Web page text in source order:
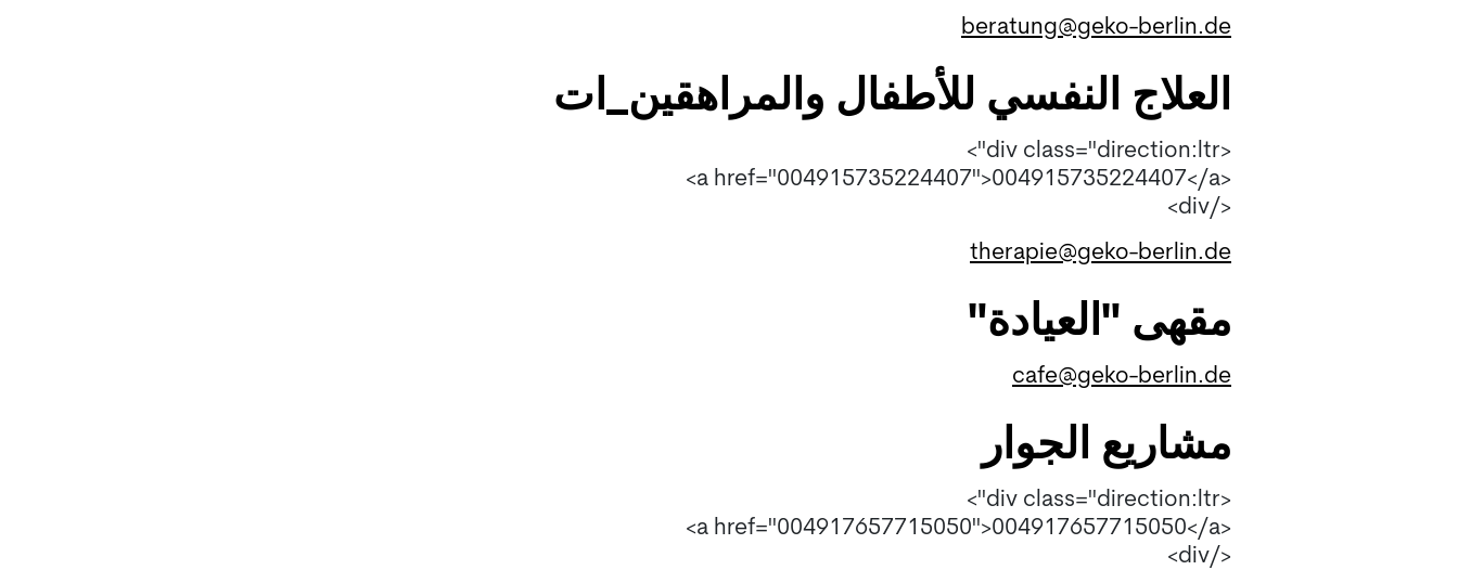
beratung@geko-berlin.de
العلاج النفسي للأطفال والمراهقين_ات
<div class="direction:ltr">
<a href="004915735224407">004915735224407</a>
</div>
therapie@geko-berlin.de
مقهى "العيادة"
cafe@geko-berlin.de
مشاريع الجوار
<div class="direction:ltr">
<a href="004917657715050">004917657715050</a>
</div>